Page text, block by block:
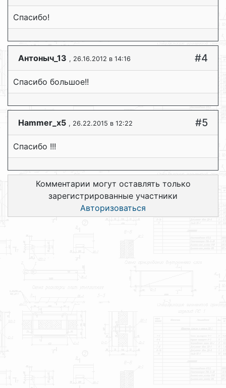
Спасибо!
Антоныч_13 , 26.16.2012 в 14:16 #4
Спасибо большое!!
Hammer_x5 , 26.22.2015 в 12:22 #5
Спасибо !!!
Комментарии могут оставлять только
зарегистрированные участники
Авторизоваться